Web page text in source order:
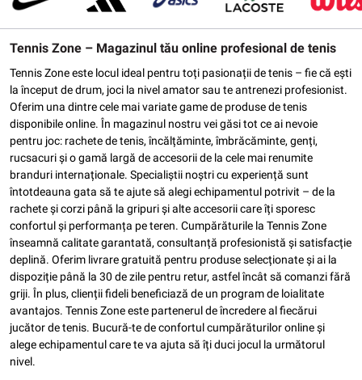
Tennis Zone – Magazinul tău online profesional de tenis
Tennis Zone este locul ideal pentru toți pasionații de tenis – fie că ești
la început de drum, joci la nivel amator sau te antrenezi profesionist.
Oferim una dintre cele mai variate game de produse de tenis
disponibile online. În magazinul nostru vei găsi tot ce ai nevoie
pentru joc: rachete de tenis, încălțăminte, îmbrăcăminte, genți,
rucsacuri și o gamă largă de accesorii de la cele mai renumite
branduri internaționale. Specialiștii noștri cu experiență sunt
întotdeauna gata să te ajute să alegi echipamentul potrivit – de la
rachete și corzi până la gripuri și alte accesorii care îți sporesc
confortul și performanța pe teren. Cumpărăturile la Tennis Zone
înseamnă calitate garantată, consultanță profesionistă și satisfacție
deplină. Oferim livrare gratuită pentru produse selecționate și ai la
dispoziție până la 30 de zile pentru retur, astfel încât să comanzi fără
griji. În plus, clienții fideli beneficiază de un program de loialitate
avantajos. Tennis Zone este partenerul de încredere al fiecărui
jucător de tenis. Bucură-te de confortul cumpărăturilor online și
alege echipamentul care te va ajuta să îți duci jocul la următorul
nivel.